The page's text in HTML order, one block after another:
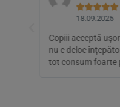

18.09.2025
Copiii acceptă
nu e deloc
tot consum foarte